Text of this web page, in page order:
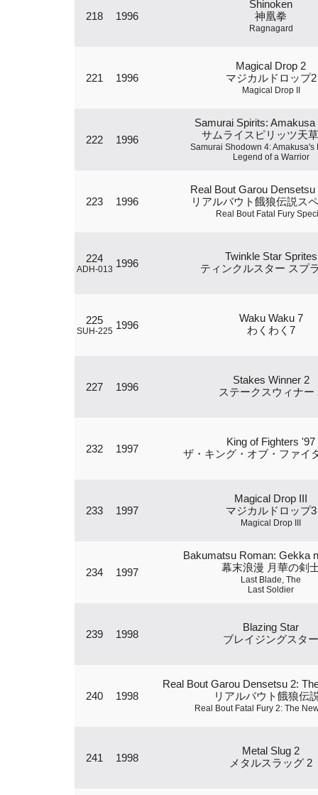
218 1996
Shinoken
神凰拳
Ragnagard
221 1996
Magical Drop 2
マジカルドロップ2
Magical Drop II
222 1996
Samurai Spirits: Amakusa
サムライスピリッツ天
Samurai Shodown 4: Amakusa's
Legend of a Warrior
223 1996
Real Bout Garou Densetsu
リアルバウト餓狼伝説ス
Real Bout Fatal Fury
224
ADH-013 1996
Twinkle Star Sprites
ティンクルスター スプ
225
SUH-225 1996
Waku Waku 7
わくわく7
227 1996
Stakes Winner 2
ステークスウィナー
232 1997
King of Fighters '97
ザ・キング・オブ・ファイ
233 1997
Magical Drop III
マジカルドロップ3
Magical Drop III
234 1997
Bakumatsu Roman: Gekka
幕末浪漫 月華の剣
Last Blade, The
Last Soldier
239 1998
Blazing Star
ブレイジングスター
240 1998
Real Bout Garou Densetsu 2:
リアルバウト餓狼伝
Real Bout Fatal Fury 2: The
241 1998
Metal Slug 2
メタルスラッグ 2